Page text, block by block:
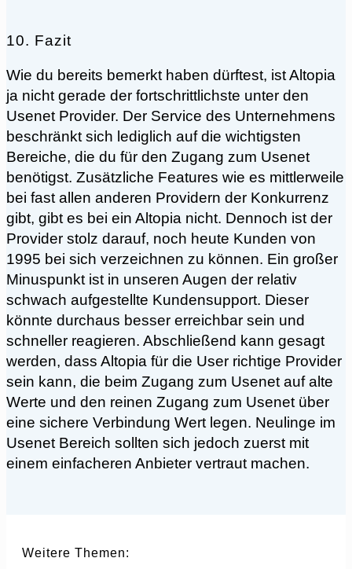
10. Fazit
Wie du bereits bemerkt haben dürftest, ist Altopia
ja nicht gerade der fortschrittlichste unter den
Usenet Provider. Der Service des Unternehmens
beschränkt sich lediglich auf die wichtigsten
Bereiche, die du für den Zugang zum Usenet
benötigst. Zusätzliche Features wie es mittlerweile
bei fast allen anderen Providern der Konkurrenz
gibt, gibt es bei ein Altopia nicht. Dennoch ist der
Provider stolz darauf, noch heute Kunden von
1995 bei sich verzeichnen zu können. Ein großer
Minuspunkt ist in unseren Augen der relativ
schwach aufgestellte Kundensupport. Dieser
könnte durchaus besser erreichbar sein und
schneller reagieren. Abschließend kann gesagt
werden, dass Altopia für die User richtige Provider
sein kann, die beim Zugang zum Usenet auf alte
Werte und den reinen Zugang zum Usenet über
eine sichere Verbindung Wert legen. Neulinge im
Usenet Bereich sollten sich jedoch zuerst mit
einem einfacheren Anbieter vertraut machen.
Weitere Themen: